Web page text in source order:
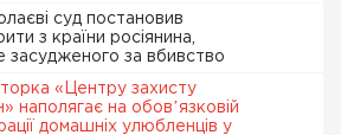
суд постановив
з країни росіянина,
засудженого за вбивство
«Центру захисту
наполягає на обовʼязковій
домашніх улюбленців у